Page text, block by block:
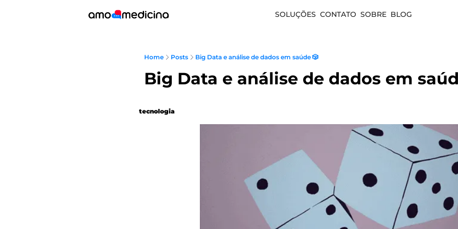
SOLUÇÕES CONTATO SOBRE BLOG
Home Posts Big Data e análise de dados em saúde 🎲
Big Data e análise de dados em
tecnologia